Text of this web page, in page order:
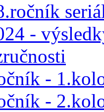
-
-
-